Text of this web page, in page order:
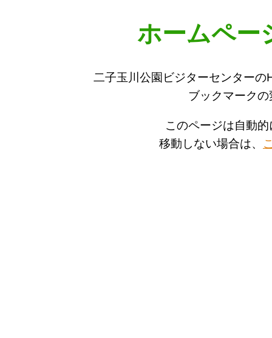
ホームペー
二子玉川公園ビジターセンター
ブックマーク
このページは自動
移動しない場合は、